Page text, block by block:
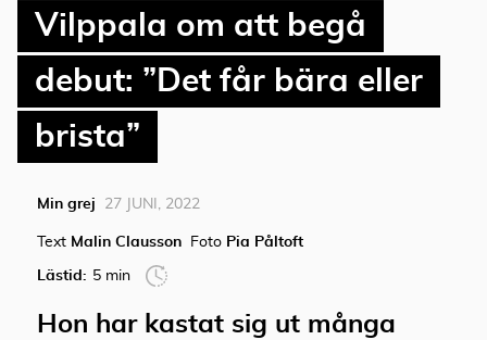
Vilppala om att begå
debut: ”Det får bära eller
brista”
Min grej 27 JUNI, 2022
Text Malin Clausson Foto Pia Påltoft
Lästid: 5 min
Hon har kastat sig ut många